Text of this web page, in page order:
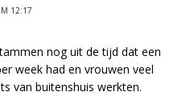
12:17
nog uit de tijd dat een
week had en vrouwen veel
van buitenshuis werkten.